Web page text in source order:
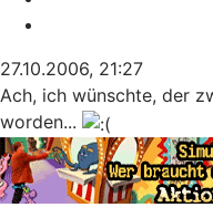
27.10.2006, 21:27
Ach, ich wünschte, der
worden...